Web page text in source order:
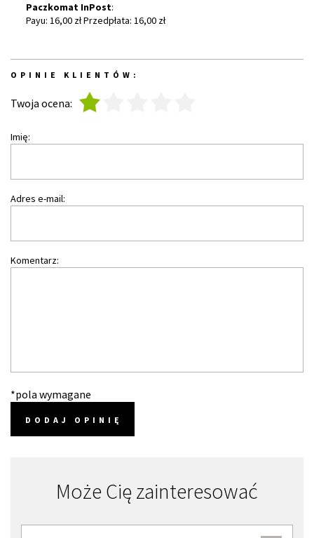
Paczkomat InPost:
Payu: 16,00 zł Przedpłata: 16,00 zł
OPINIE KLIENTÓW:
Twoja ocena:
Imię:
Adres e-mail:
Komentarz:
*pola wymagane
DODAJ OPINIĘ
Może Cię zainteresować